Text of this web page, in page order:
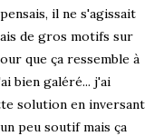
il ne s'agissait
de gros motifs sur
que ça ressemble à
bien galéré... j'ai
solution en inversant
peu soutif mais ça